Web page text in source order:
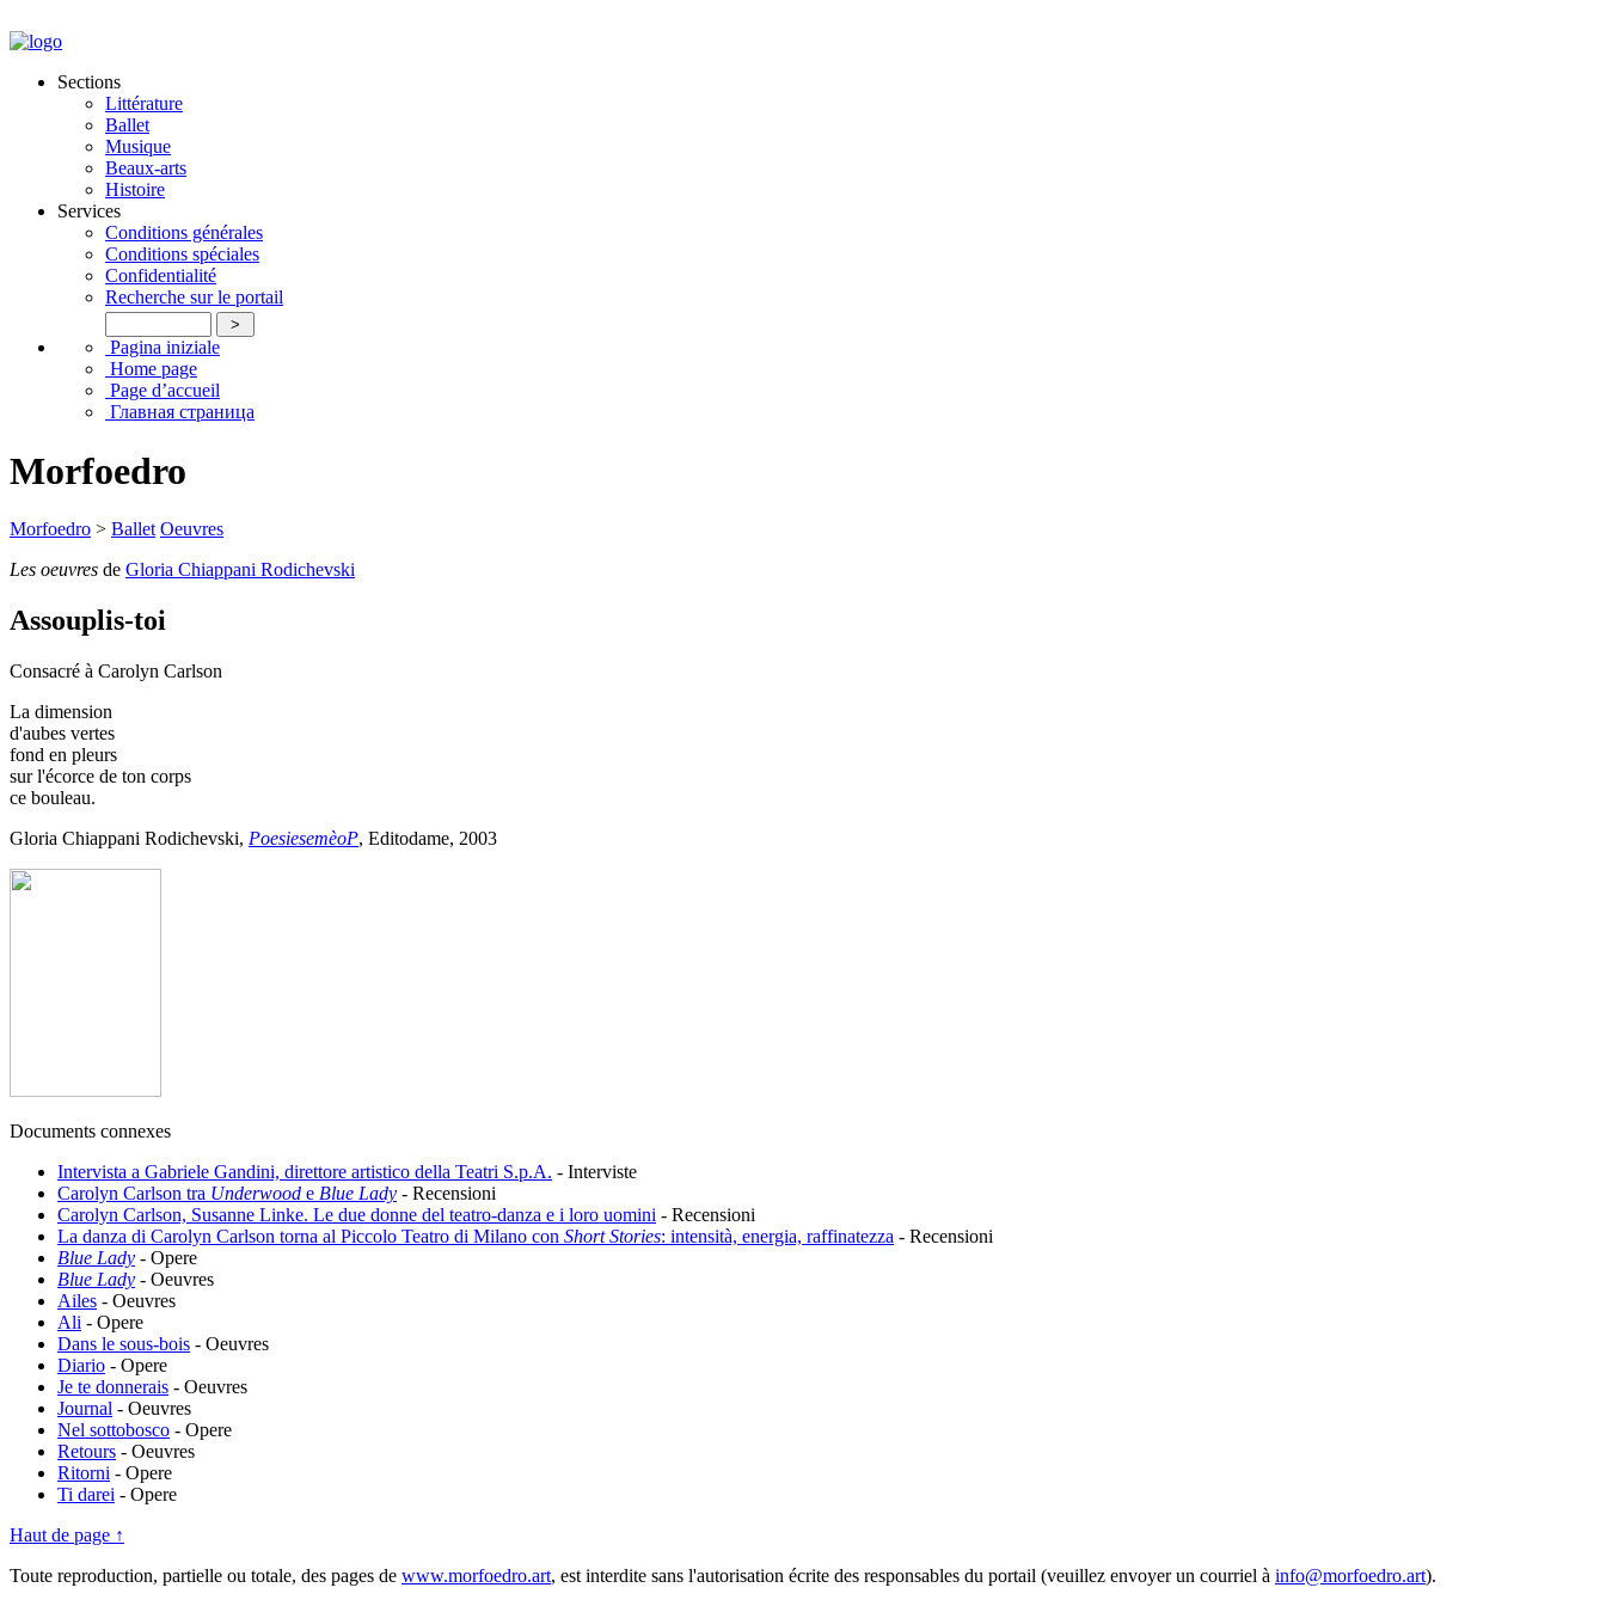
Sections
Littérature
Ballet
Musique
Beaux-arts
Histoire
Services
Conditions générales
Conditions spéciales
Confidentialité
Recherche sur le portail
Pagina iniziale
Home page
Page d’accueil
Главная страница
Morfoedro
Morfoedro > Ballet Oeuvres
Les oeuvres de Gloria Chiappani Rodichevski
Assouplis-toi
Consacré à Carolyn Carlson
La dimension
d'aubes vertes
fond en pleurs
sur l'écorce de ton corps
ce bouleau.
Gloria Chiappani Rodichevski, PoesiesemèoP, Editodame, 2003
Documents connexes
Intervista a Gabriele Gandini, direttore artistico della Teatri S.p.A. - Interviste
Carolyn Carlson tra Underwood e Blue Lady - Recensioni
Carolyn Carlson, Susanne Linke. Le due donne del teatro-danza e i loro uomini - Recensioni
La danza di Carolyn Carlson torna al Piccolo Teatro di Milano con Short Stories: intensità, energia, raffinatezza - Recensioni
Blue Lady - Opere
Blue Lady - Oeuvres
Ailes - Oeuvres
Ali - Opere
Dans le sous-bois - Oeuvres
Diario - Opere
Je te donnerais - Oeuvres
Journal - Oeuvres
Nel sottobosco - Opere
Retours - Oeuvres
Ritorni - Opere
Ti darei - Opere
Haut de page ↑
Toute reproduction, partielle ou totale, des pages de www.morfoedro.art, est interdite sans l'autorisation écrite des responsables du portail (veuillez envoyer un courriel à info@morfoedro.art).